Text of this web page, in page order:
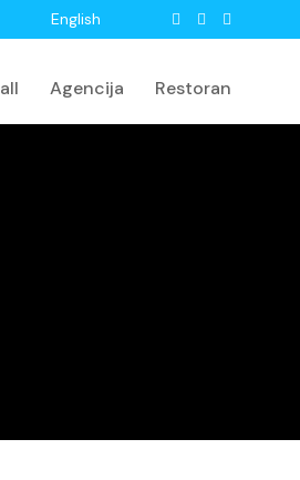
English
Agencija Restoran